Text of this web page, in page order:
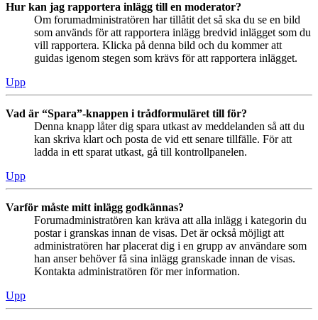
Hur kan jag rapportera inlägg till en moderator?
Om forumadministratören har tillåtit det så ska du se en bild
som används för att rapportera inlägg bredvid inlägget som du
vill rapportera. Klicka på denna bild och du kommer att
guidas igenom stegen som krävs för att rapportera inlägget.
Upp
Vad är “Spara”-knappen i trådformuläret till för?
Denna knapp låter dig spara utkast av meddelanden så att du
kan skriva klart och posta de vid ett senare tillfälle. För att
ladda in ett sparat utkast, gå till kontrollpanelen.
Upp
Varför måste mitt inlägg godkännas?
Forumadministratören kan kräva att alla inlägg i kategorin du
postar i granskas innan de visas. Det är också möjligt att
administratören har placerat dig i en grupp av användare som
han anser behöver få sina inlägg granskade innan de visas.
Kontakta administratören för mer information.
Upp